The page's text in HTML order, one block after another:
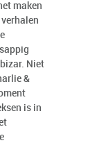
maken
Niet
&
is in